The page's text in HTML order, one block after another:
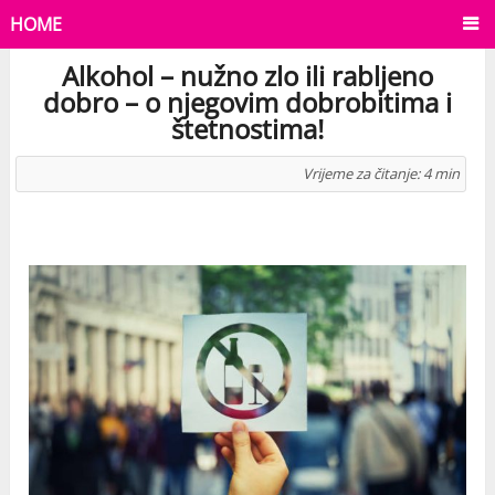
HOME
Alkohol – nužno zlo ili rabljeno
dobro – o njegovim dobrobitima i
štetnostima!
Vrijeme za čitanje: 4 min